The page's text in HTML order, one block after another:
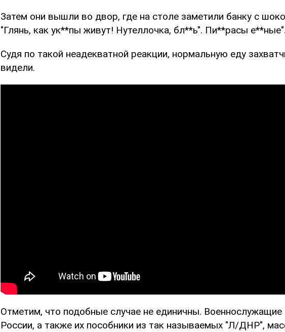
Затем они вышли во двор, где на столе заметили банку с
"Глянь, как ук**пы живут! Нутеллочка, бл**ь". Пи**расы е**ные".
Судя по такой неадекватной реакции, нормальную еду
видели.
Отметим, что подобные случае не единичны.
России, а также их пособники из так называемых "Л/ДНР",